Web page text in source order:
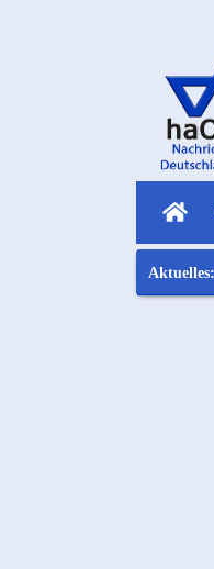
Aufschub zum Sieg